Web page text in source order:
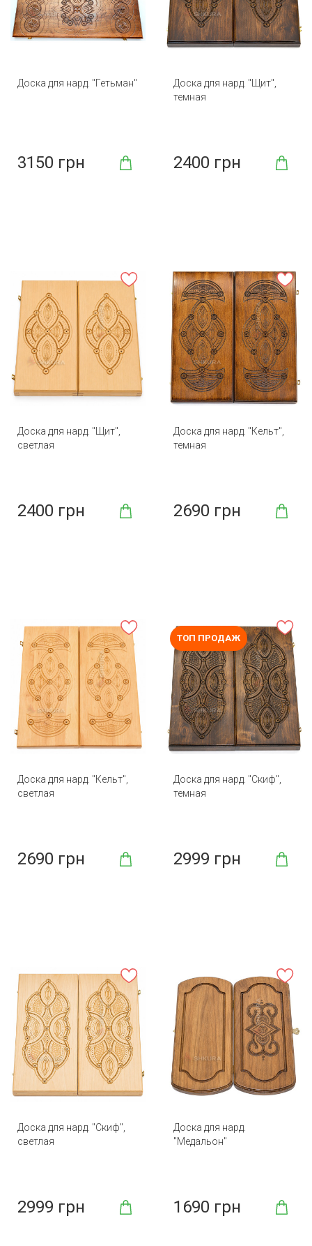
Доска для нард. "Гетьман"
3150 грн
Доска для нард. "Щит",
темная
2400 грн
Доска для нард. "Щит",
светлая
2400 грн
Доска для нард. "Кельт",
темная
2690 грн
Доска для нард. "Кельт",
светлая
2690 грн
ТОП ПРОДАЖ
Доска для нард. "Скиф",
темная
2999 грн
Доска для нард. "Скиф",
светлая
2999 грн
Доска для нард.
"Медальон"
1690 грн